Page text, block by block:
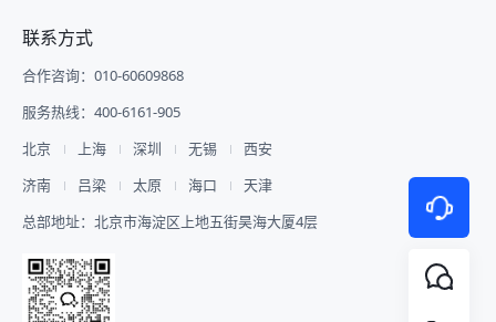
联系方式
合作咨询：010-60609868
服务热线：400-6161-905
北京
上海 深圳 无锡
西安
济南
吕梁 太原 海口
天津
总部地址：北京市海淀区上地五街昊海大厦4层